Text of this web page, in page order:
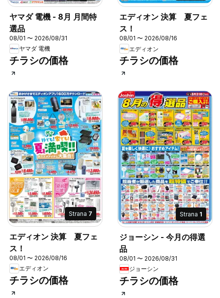
ヤマダ 電機 - 8月 月間特
選品
08/01 〜 2026/08/31
ヤマダ 電機
チラシの価格
エディオン 決算 夏フェ
ス！
08/01 〜 2026/08/16
エディオン
チラシの価格
Strana 7
エディオン 決算 夏フェ
ス！
08/01 〜 2026/08/16
エディオン
チラシの価格
Strana 1
ジョーシン - 今月の得選
品
08/01 〜 2026/08/31
ジョーシン
チラシの価格